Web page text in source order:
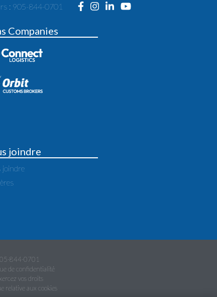
: 905-844-0701
Companies
joindre
joindre
844-0701
de confidentialité
vos droits
relative aux cookies